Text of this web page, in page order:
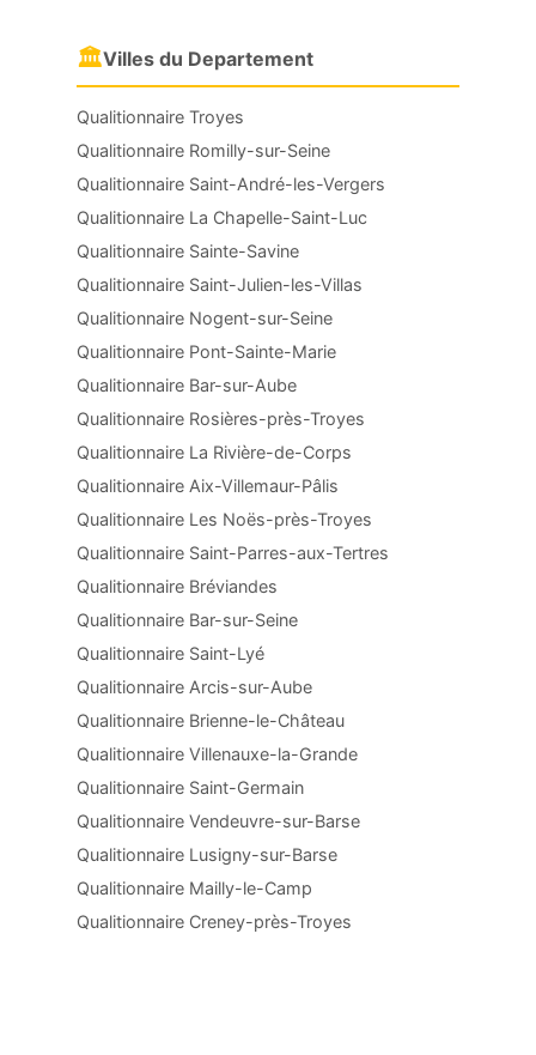
🏛Villes du Departement
Qualitionnaire Troyes
Qualitionnaire Romilly-sur-Seine
Qualitionnaire Saint-André-les-Vergers
Qualitionnaire La Chapelle-Saint-Luc
Qualitionnaire Sainte-Savine
Qualitionnaire Saint-Julien-les-Villas
Qualitionnaire Nogent-sur-Seine
Qualitionnaire Pont-Sainte-Marie
Qualitionnaire Bar-sur-Aube
Qualitionnaire Rosières-près-Troyes
Qualitionnaire La Rivière-de-Corps
Qualitionnaire Aix-Villemaur-Pâlis
Qualitionnaire Les Noës-près-Troyes
Qualitionnaire Saint-Parres-aux-Tertres
Qualitionnaire Bréviandes
Qualitionnaire Bar-sur-Seine
Qualitionnaire Saint-Lyé
Qualitionnaire Arcis-sur-Aube
Qualitionnaire Brienne-le-Château
Qualitionnaire Villenauxe-la-Grande
Qualitionnaire Saint-Germain
Qualitionnaire Vendeuvre-sur-Barse
Qualitionnaire Lusigny-sur-Barse
Qualitionnaire Mailly-le-Camp
Qualitionnaire Creney-près-Troyes